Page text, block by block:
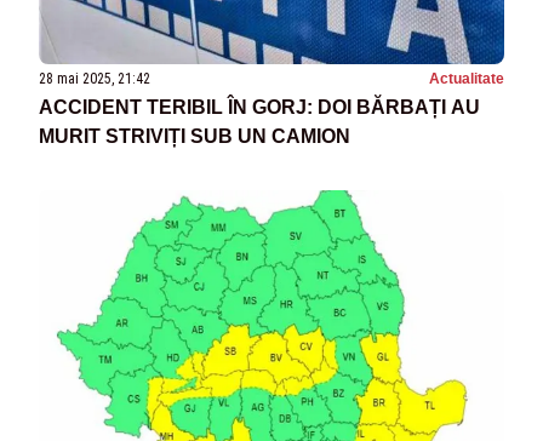
28 mai 2025, 21:42 Actualitate
ACCIDENT TERIBIL ÎN GORJ: DOI BĂRBAȚI AU
MURIT STRIVIȚI SUB UN CAMION